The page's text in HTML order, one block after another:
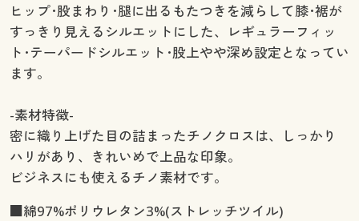
ヒップ･股まわり･腿に出るもたつきを減らして膝･裾が
すっきり見えるシルエットにした、レギュラーフィッ
ト･テーパードシルエット･股上やや深め設定となってい
ます。
-素材特徴-
密に織り上げた目の詰まったチノクロスは、しっかり
ハリがあり、きれいめで上品な印象。
ビジネスにも使えるチノ素材です。
■綿97%ポリウレタン3%(ストレッチツイル)